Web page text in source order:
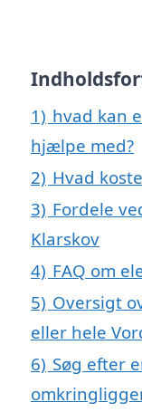
1) hvad kan
hjælpe med?
2) Hvad
3) Fordele
Klarskov
4) FAQ om
5) Oversigt
eller hele
6) Søg efter